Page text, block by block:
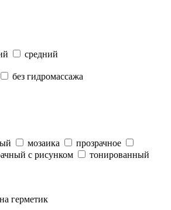
средний
без гидромассажа
мозаика
прозрачное
с рисунком
тонированный
на герметик